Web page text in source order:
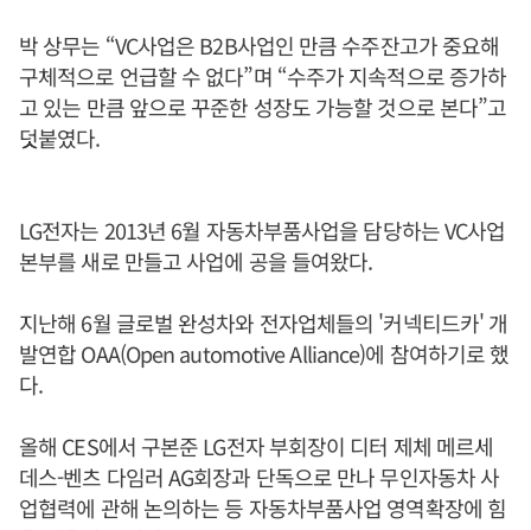
박 상무는 “VC사업은 B2B사업인 만큼 수주잔고가 중요해
구체적으로 언급할 수 없다”며 “수주가 지속적으로 증가하
고 있는 만큼 앞으로 꾸준한 성장도 가능할 것으로 본다”고
덧붙였다.
LG전자는 2013년 6월 자동차부품사업을 담당하는 VC사업
본부를 새로 만들고 사업에 공을 들여왔다.
지난해 6월 글로벌 완성차와 전자업체들의 '커넥티드카' 개
발연합 OAA(Open automotive Alliance)에 참여하기로 했
다.
올해 CES에서 구본준 LG전자 부회장이 디터 제체 메르세
데스-벤츠 다임러 AG회장과 단독으로 만나 무인자동차 사
업협력에 관해 논의하는 등 자동차부품사업 영역확장에 힘